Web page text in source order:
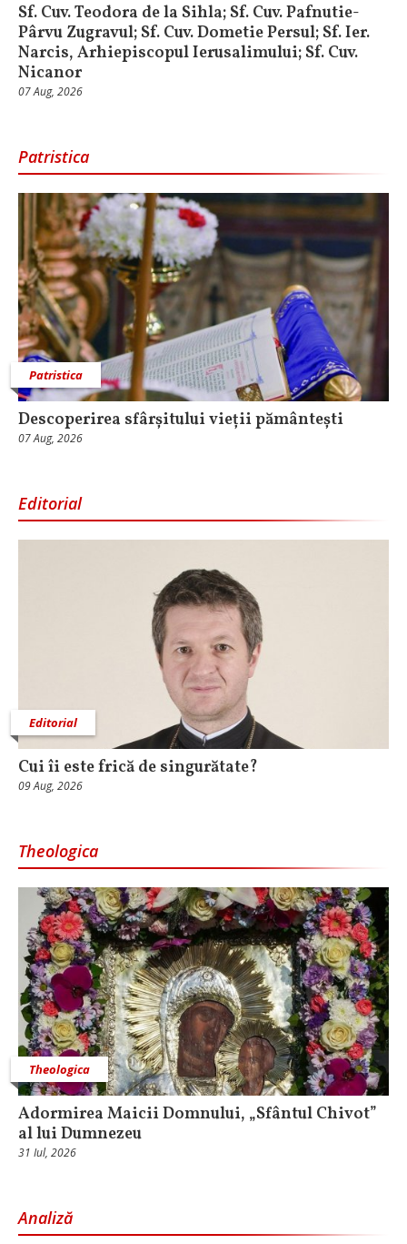
Sf. Cuv. Teodora de la Sihla; Sf. Cuv. Pafnutie-
Pârvu Zugravul; Sf. Cuv. Dometie Persul; Sf. Ier.
Narcis, Arhiepiscopul Ierusalimului; Sf. Cuv.
Nicanor
07 Aug, 2026
Patristica
Patristica
Descoperirea sfârșitului vieții pământești
07 Aug, 2026
Editorial
Editorial
Cui îi este frică de singurătate?
09 Aug, 2026
Theologica
Theologica
Adormirea Maicii Domnului, „Sfântul Chivot”
al lui Dumnezeu
31 Iul, 2026
Analiză